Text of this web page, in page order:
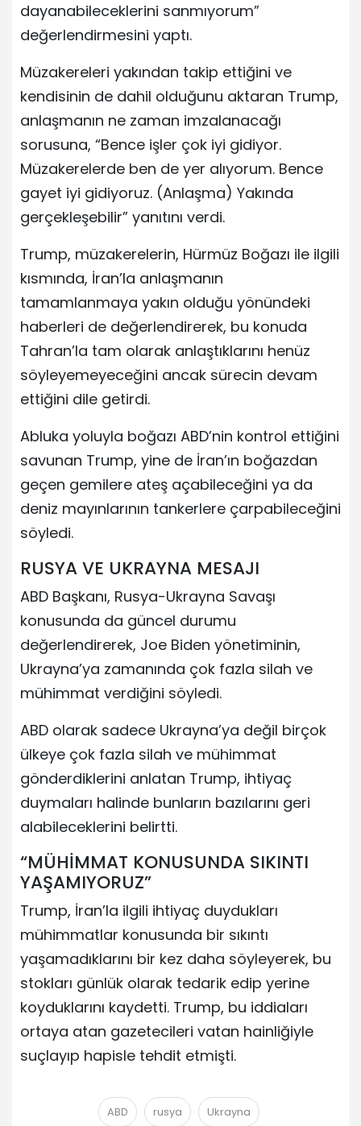
dayanabileceklerini sanmıyorum”
değerlendirmesini yaptı.
Müzakereleri yakından takip ettiğini ve
kendisinin de dahil olduğunu aktaran Trump,
anlaşmanın ne zaman imzalanacağı
sorusuna, “Bence işler çok iyi gidiyor.
Müzakerelerde ben de yer alıyorum. Bence
gayet iyi gidiyoruz. (Anlaşma) Yakında
gerçekleşebilir” yanıtını verdi.
Trump, müzakerelerin, Hürmüz Boğazı ile ilgili
kısmında, İran’la anlaşmanın
tamamlanmaya yakın olduğu yönündeki
haberleri de değerlendirerek, bu konuda
Tahran’la tam olarak anlaştıklarını henüz
söyleyemeyeceğini ancak sürecin devam
ettiğini dile getirdi.
Abluka yoluyla boğazı ABD’nin kontrol ettiğini
savunan Trump, yine de İran’ın boğazdan
geçen gemilere ateş açabileceğini ya da
deniz mayınlarının tankerlere çarpabileceğini
söyledi.
RUSYA VE UKRAYNA MESAJI
ABD Başkanı, Rusya-Ukrayna Savaşı
konusunda da güncel durumu
değerlendirerek, Joe Biden yönetiminin,
Ukrayna’ya zamanında çok fazla silah ve
mühimmat verdiğini söyledi.
ABD olarak sadece Ukrayna’ya değil birçok
ülkeye çok fazla silah ve mühimmat
gönderdiklerini anlatan Trump, ihtiyaç
duymaları halinde bunların bazılarını geri
alabileceklerini belirtti.
“MÜHİMMAT KONUSUNDA SIKINTI
YAŞAMIYORUZ”
Trump, İran’la ilgili ihtiyaç duydukları
mühimmatlar konusunda bir sıkıntı
yaşamadıklarını bir kez daha söyleyerek, bu
stokları günlük olarak tedarik edip yerine
koyduklarını kaydetti. Trump, bu iddiaları
ortaya atan gazetecileri vatan hainliğiyle
suçlayıp hapisle tehdit etmişti.
ABD rusya Ukrayna